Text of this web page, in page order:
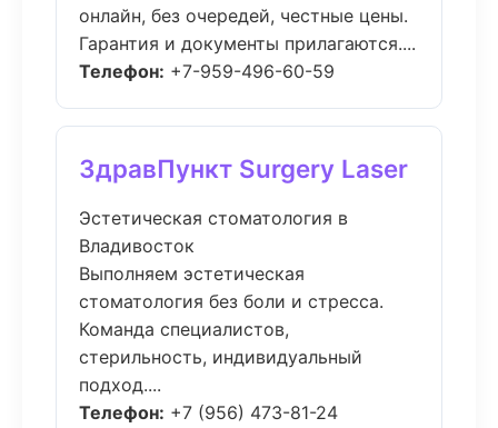
онлайн, без очередей, честные цены.
Гарантия и документы прилагаются....
Телефон: +7-959-496-60-59
ЗдравПункт Surgery Laser
Эстетическая стоматология в
Владивосток
Выполняем эстетическая
стоматология без боли и стресса.
Команда специалистов,
стерильность, индивидуальный
подход....
Телефон: +7 (956) 473-81-24